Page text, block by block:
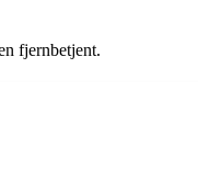
fjernbetjent.